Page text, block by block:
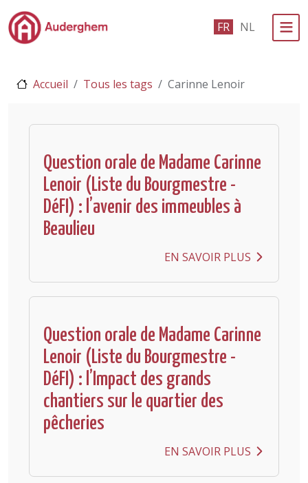
Passer au contenu principal FR NL
eGuichet
Vivre à Auderghem
En 1 clic
Accueil Tous les tags Carinne Lenoir
Question orale de Madame Carinne
Lenoir (Liste du Bourgmestre -
DéFI) : l’avenir des immeubles à
Beaulieu
EN SAVOIR PLUS
Question orale de Madame Carinne
Lenoir (Liste du Bourgmestre -
DéFI) : l’Impact des grands
chantiers sur le quartier des
pêcheries
EN SAVOIR PLUS